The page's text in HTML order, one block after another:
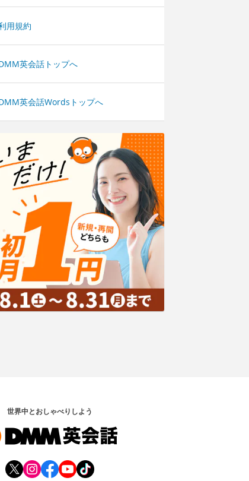
用規約
英会話トップへ
英会話Wordsトップへ
世界中とおしゃべりしよう